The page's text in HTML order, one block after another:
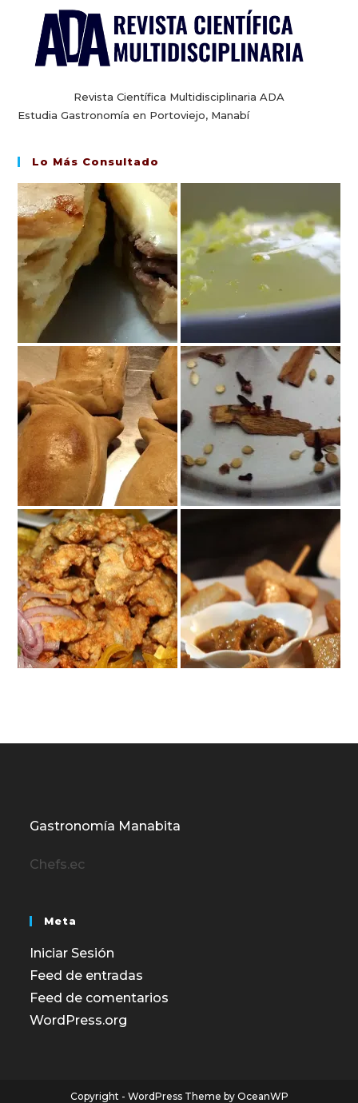
Revista Científica Multidisciplinaria ADA
Estudia Gastronomía en Portoviejo, Manabí
Lo Más Consultado
Gastronomía Manabita
Chefs.ec
Meta
Iniciar Sesión
Feed de entradas
Feed de comentarios
WordPress.org
Copyright - WordPress Theme by OceanWP